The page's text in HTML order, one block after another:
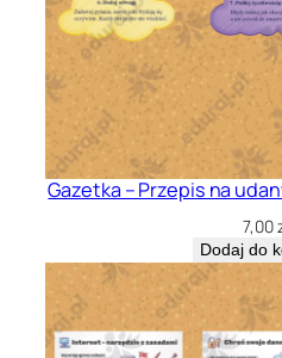
Gazetka – Przepis na
7,00
Dodaj do